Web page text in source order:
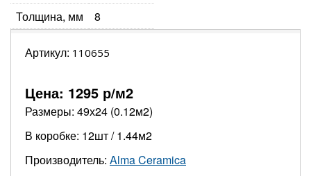
Толщина, мм
8
Артикул: 110655
Цена: 1295 р/м2
Размеры: 49х24 (0.12м2)
В коробке: 12шт / 1.44м2
Производитель: Alma Ceramica